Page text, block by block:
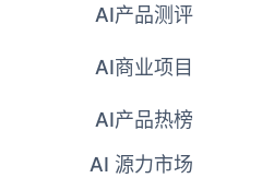
AI产品测评
AI商业项目
AI产品热榜
AI 源力市场